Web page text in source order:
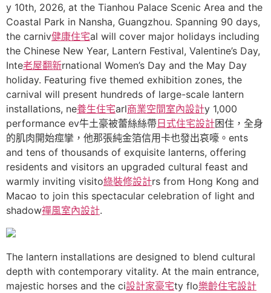
y 10th, 2026, at the Tianhou Palace Scenic Area and the
Coastal Park in Nansha, Guangzhou. Spanning 90 days,
the carniv健康住宅al will cover major holidays including
the Chinese New Year, Lantern Festival, Valentine’s Day,
Inte老屋翻新rnational Women’s Day and the May Day
holiday. Featuring five themed exhibition zones, the
carnival will present hundreds of large-scale lantern
installations, ne養生住宅arl商業空間室內設計y 1,000
performance ev牛土豪被蕾絲絲帶 日式住宅設計困住，全身
的肌肉開始痙攣，他那張純金箔信用卡也發出哀嚎。ents
and tens of thousands of exquisite lanterns, offering
residents and visitors an upgraded cultural feast and
warmly inviting visito綠裝修設計rs from Hong Kong and
Macao to join this spectacular celebration of light and
shadow禪風室內設計.
The lantern installations are designed to blend cultural
depth with contemporary vitality. At the main entrance,
majestic horses and the ci設計家豪宅ty flo樂齡住宅設計